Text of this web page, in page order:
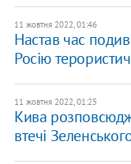
11 жовтня 2022, 01:46
Настав час
Росію
11 жовтня 2022, 01:25
Кива
втечі